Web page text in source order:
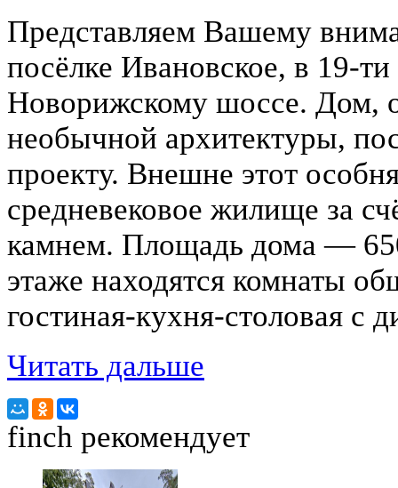
Представляем Вашему
посёлке Ивановское, в 19-
Новорижскому шоссе. Дом,
необычной архитектуры,
проекту. Внешне этот
средневековое жилище за
камнем. Площадь дома —
этаже находятся комнаты
гостиная-кухня-столовая с
Читать дальше
finch рекомендует